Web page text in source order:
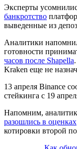
Эксперты
банкротство
выведенные из
Аналитики
готовности
часов после Shapella
Kraken еще не
13 апреля Binance
стейкинга с 19
Напомним,
разошлись в оценках
котировки второй